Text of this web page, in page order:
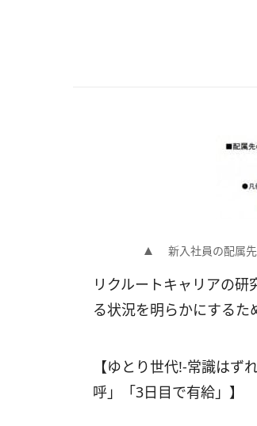
新入社員の配属
リクルートキャリアの
る状況を明らかにするた
【ゆとり世代!-常識は
呼」「3日目で有給」】